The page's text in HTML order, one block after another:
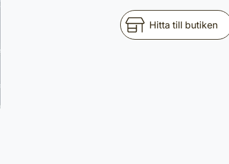
Hitta till butiken